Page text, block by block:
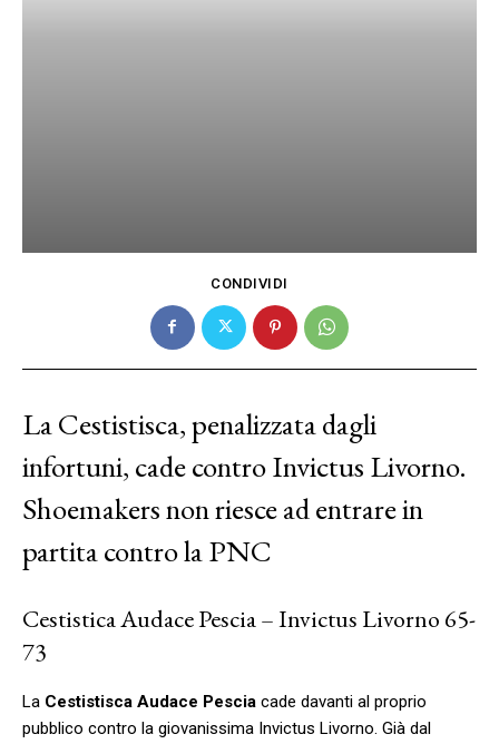
CONDIVIDI
La Cestistisca, penalizzata dagli
infortuni, cade contro Invictus Livorno.
Shoemakers non riesce ad entrare in
partita contro la PNC
Cestistica Audace Pescia – Invictus Livorno 65-
73
La Cestistisca Audace Pescia cade davanti al proprio
pubblico contro la giovanissima Invictus Livorno. Già dal